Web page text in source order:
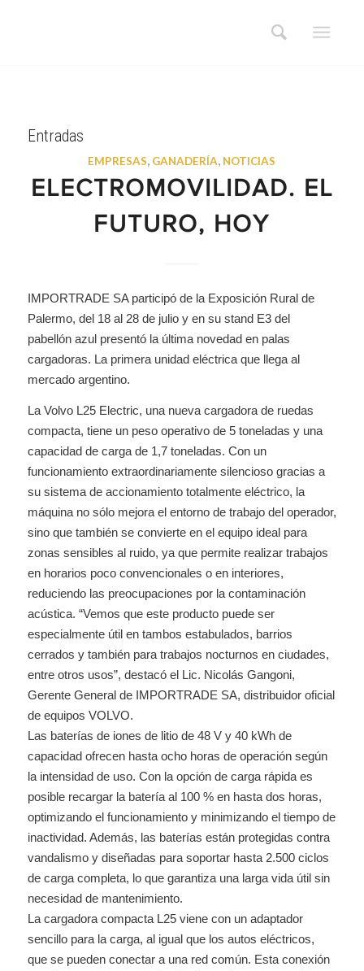
Entradas
EMPRESAS, GANADERÍA, NOTICIAS
ELECTROMOVILIDAD. EL
FUTURO, HOY
IMPORTRADE SA participó de la Exposición Rural de
Palermo, del 18 al 28 de julio y en su stand E3 del
pabellón azul presentó la última novedad en palas
cargadoras. La primera unidad eléctrica que llega al
mercado argentino.
La Volvo L25 Electric, una nueva cargadora de ruedas
compacta, tiene un peso operativo de 5 toneladas y una
capacidad de carga de 1,7 toneladas. Con un
funcionamiento extraordinariamente silencioso gracias a
su sistema de accionamiento totalmente eléctrico, la
máquina no sólo mejora el entorno de trabajo del operador,
sino que también se convierte en el equipo ideal para
zonas sensibles al ruido, ya que permite realizar trabajos
en horarios poco convencionales o en interiores,
reduciendo las preocupaciones por la contaminación
acústica. “Vemos que este producto puede ser
especialmente útil en tambos estabulados, barrios
cerrados y también para trabajos nocturnos en ciudades,
entre otros usos”, destacó el Lic. Nicolás Gangoni,
Gerente General de IMPORTRADE SA, distribuidor oficial
de equipos VOLVO.
Las baterías de iones de litio de 48 V y 40 kWh de
capacidad ofrecen hasta ocho horas de operación según
la intensidad de uso. Con la opción de carga rápida es
posible recargar la batería al 100 % en hasta dos horas,
optimizando el funcionamiento y minimizando el tiempo de
inactividad. Además, las baterías están protegidas contra
vandalismo y diseñadas para soportar hasta 2.500 ciclos
de carga completa, lo que garantiza una larga vida útil sin
necesidad de mantenimiento.
La cargadora compacta L25 viene con un adaptador
sencillo para la carga, al igual que los autos eléctricos,
que se pueden conectar a una red común. Esta conexión